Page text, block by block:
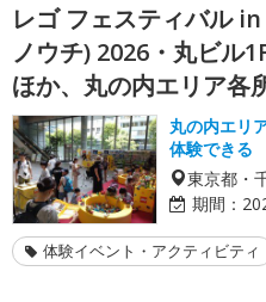
レゴ フェスティバル
ノウチ) 2026・丸ビル
ほか、丸の内エリア各
丸の内エリ
体験できる
東京都・
期間：
体験イベント・アクティビティ